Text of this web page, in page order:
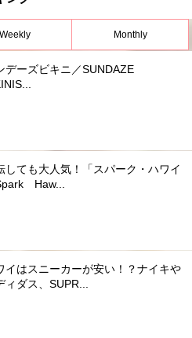
Weekly Monthly
デーズビキニ／SUNDAZE
しても大人気！「スパーク・ハワイ
Haw...
イはスニーカーが安い！？ナイキや
ィダス、SUPR...